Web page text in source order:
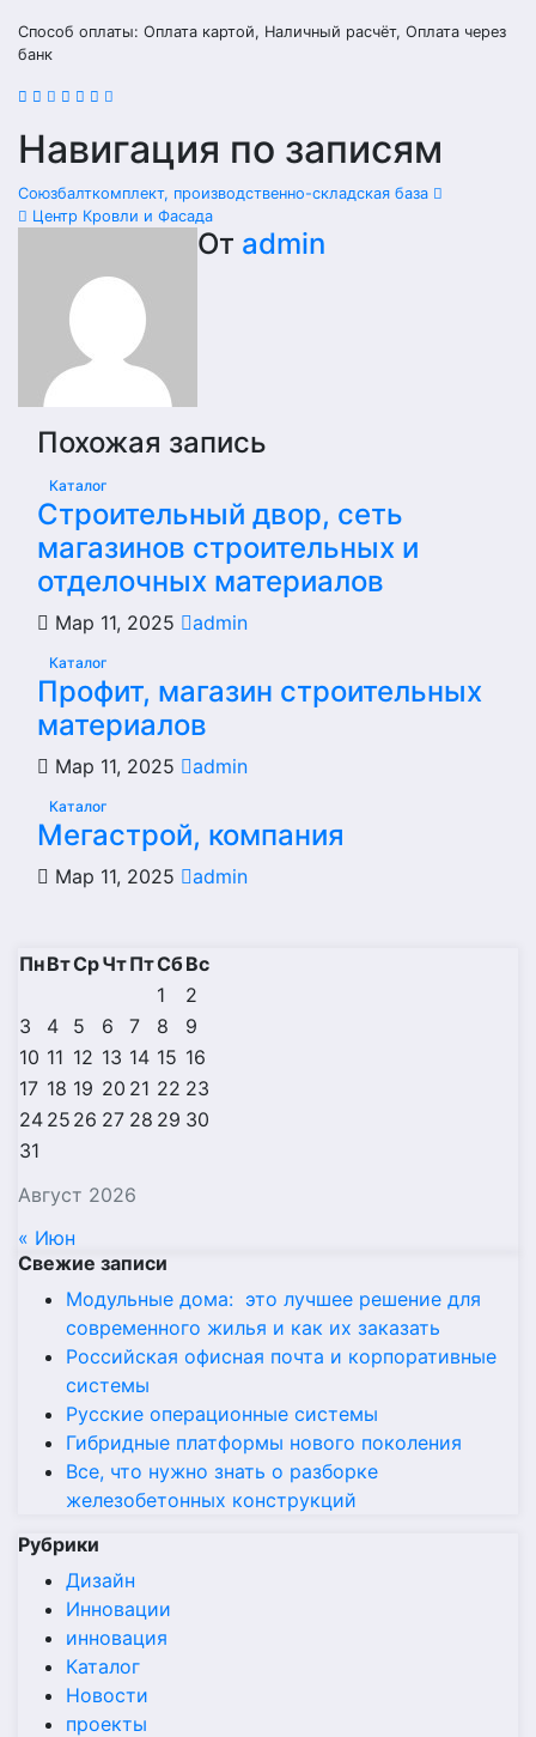
Способ оплаты: Оплата картой, Наличный расчёт, Оплата через
банк
Навигация по записям
Союзбалткомплект, производственно-складская база
Центр Кровли и Фасада
От admin
Похожая запись
Каталог
Строительный двор, сеть
магазинов строительных и
отделочных материалов
Мар 11, 2025 admin
Каталог
Профит, магазин строительных
материалов
Мар 11, 2025 admin
Каталог
Мегастрой, компания
Мар 11, 2025 admin
Август 2026
ПнВтСрЧтПтСбВс
1
2
3
4 5 6 7 8
9
10 11 12 13 14 15 16
17 18 19 20 21 22 23
24 25 26 27 28 29 30
31
« Июн
Свежие записи
Модульные дома: это лучшее решение для
современного жилья и как их заказать
Российская офисная почта и корпоративные
системы
Русские операционные системы
Гибридные платформы нового поколения
Все, что нужно знать о разборке
железобетонных конструкций
Рубрики
Дизайн
Инновации
инновация
Каталог
Новости
проекты